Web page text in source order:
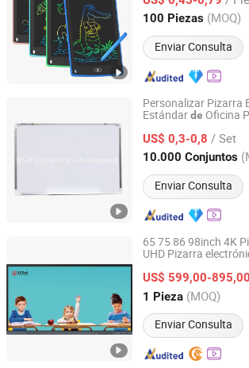
100 Piezas (MOQ)
Enviar Consulta
Zhejiang, China Desde 2015
Personalizar Pizarra
Estándarde Oficina
US$ 0,3-0,8 / Set
10.000 Conjuntos
Enviar Consulta
Ningbo Colorswoo Art Supply Co., Ltd.
Zhejiang, China Desde 2016
65 75 86 98inch 4K
UHD Pizarra
smartboard
US$ 599,00-895,00
1 Pieza (MOQ)
Enviar Consulta
Shenzhen DS Technology Co., Ltd.
Guangdong, China Desde